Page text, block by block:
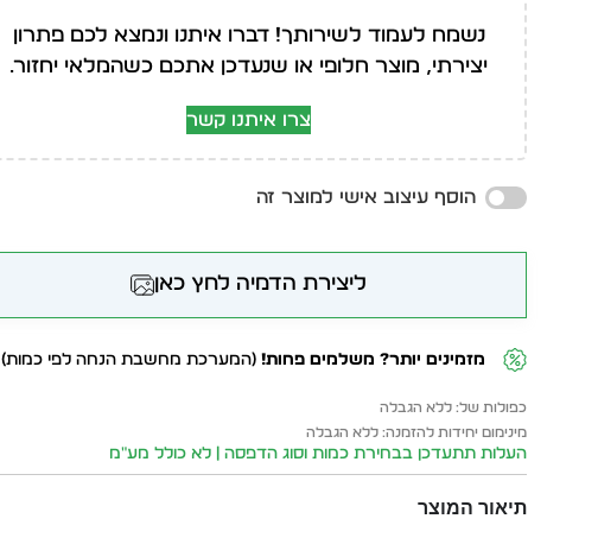
נשמח לעמוד לשירותך! דברו איתנו ונמצא לכם פתרון
יצירתי, מוצר חלופי או שנעדכן אתכם כשהמלאי יחזור.
צרו איתנו קשר
הוסף עיצוב אישי למוצר זה
ליצירת הדמיה לחץ כאן
מזמינים יותר? משלמים פחות! (המערכת מחשבת הנחה לפי כמות)
כפולות של: ללא הגבלה
מינימום יחידות להזמנה: ללא הגבלה
העלות תתעדכן בבחירת כמות וסוג הדפסה | לא כולל מע״מ
תיאור המוצר